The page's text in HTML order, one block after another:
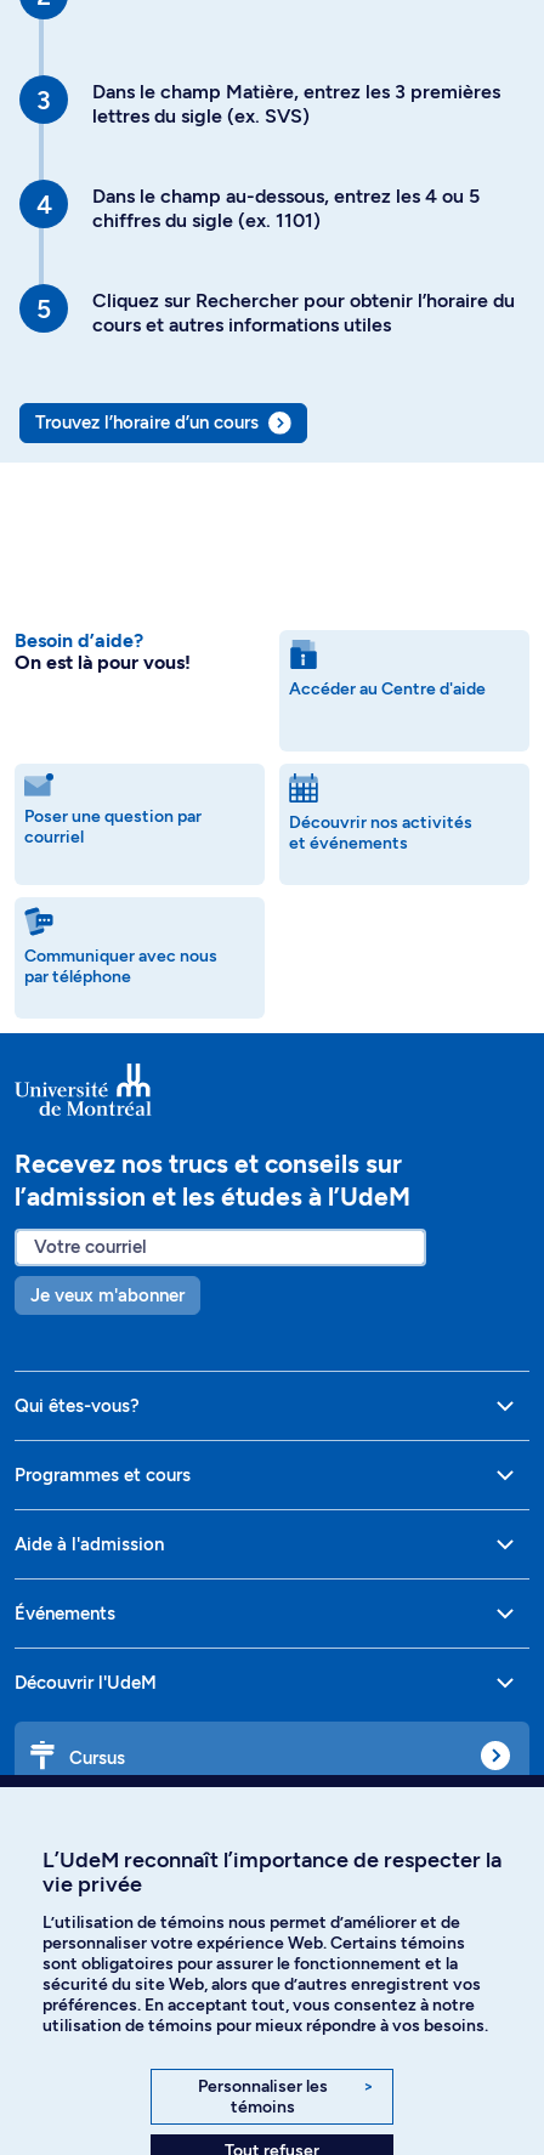
Dans le champ Matière, entrez les 3 premières
lettres du sigle (ex. SVS)
Dans le champ au-dessous, entrez les 4 ou 5
chiffres du sigle (ex. 1101)
Cliquez sur Rechercher pour obtenir l’horaire du
cours et autres informations utiles
Trouvez l’horaire d’un cours
Besoin d’aide?
On est là pour vous!
Accéder au Centre d'aide
Poser une question par
courriel
Découvrir nos activités
et événements
Communiquer avec nous
par téléphone
Recevez nos trucs et conseils sur
l’admission et les études à l’UdeM
Je veux m'abonner
Qui êtes-vous?
Programmes et cours
Aide à l'admission
Événements
Découvrir l'UdeM
Cursus
Langues
Facebook Instagram
YouTube
L’UdeM reconnaît l’importance de respecter la
vie privée
L’utilisation de témoins nous permet d’améliorer et de
personnaliser votre expérience Web. Certains témoins
sont obligatoires pour assurer le fonctionnement et la
sécurité du site Web, alors que d’autres enregistrent vos
préférences. En acceptant tout, vous consentez à notre
utilisation de témoins pour mieux répondre à vos besoins.
Personnaliser les
témoins
>
Tout refuser